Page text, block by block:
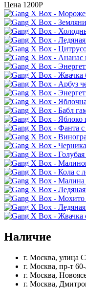
Цена 1200P
Наличие
г. Москва, улица
г. Москва, пр-т
г. Москва,
г. Москва,